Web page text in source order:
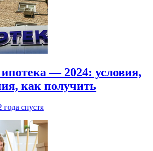
— 2024: условия,
как получить
года спустя